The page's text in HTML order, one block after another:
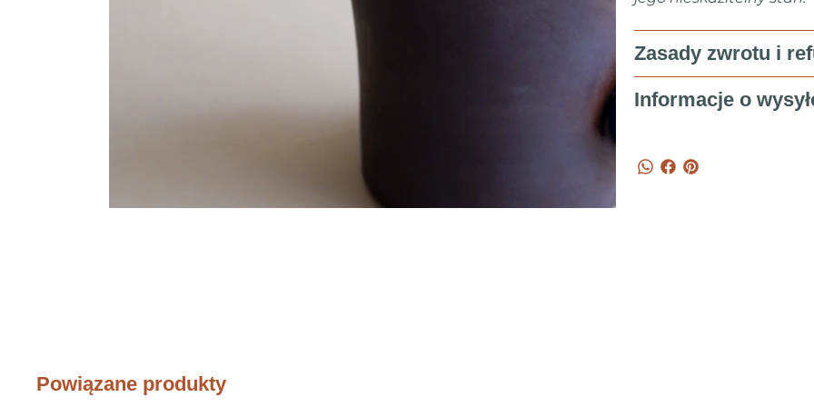
Zasady zwrotu i
Informacje o
Powiązane produkty